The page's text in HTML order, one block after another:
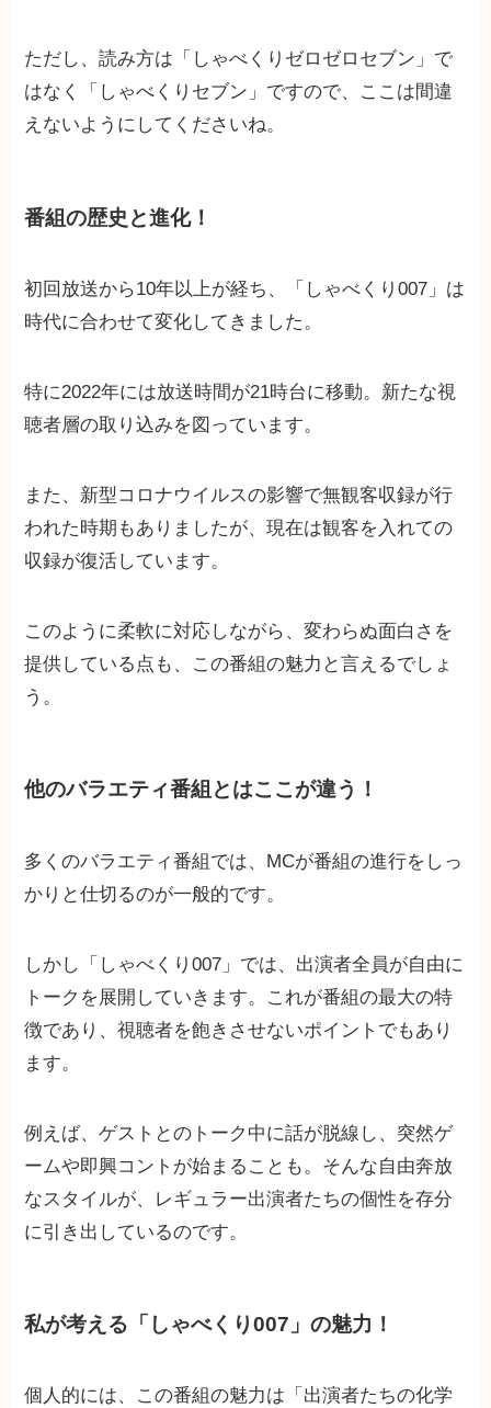
ただし、読み方は「しゃべくりゼロゼロセブン」で
はなく「しゃべくりセブン」ですので、ここは間違
えないようにしてくださいね。
番組の歴史と進化！
初回放送から10年以上が経ち、「しゃべくり007」は
時代に合わせて変化してきました。
特に2022年には放送時間が21時台に移動。新たな視
聴者層の取り込みを図っています。
また、新型コロナウイルスの影響で無観客収録が行
われた時期もありましたが、現在は観客を入れての
収録が復活しています。
このように柔軟に対応しながら、変わらぬ面白さを
提供している点も、この番組の魅力と言えるでしょ
う。
他のバラエティ番組とはここが違う！
多くのバラエティ番組では、MCが番組の進行をしっ
かりと仕切るのが一般的です。
しかし「しゃべくり007」では、出演者全員が自由に
トークを展開していきます。これが番組の最大の特
徴であり、視聴者を飽きさせないポイントでもあり
ます。
例えば、ゲストとのトーク中に話が脱線し、突然ゲ
ームや即興コントが始まることも。そんな自由奔放
なスタイルが、レギュラー出演者たちの個性を存分
に引き出しているのです。
私が考える「しゃべくり007」の魅力！
個人的には、この番組の魅力は「出演者たちの化学